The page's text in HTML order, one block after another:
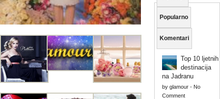
Popularno
Komentari
Top 10 ljetnih
destinacija
na Jadranu
by glamour- No
Comment